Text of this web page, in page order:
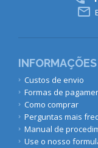
INFORMAÇÕES
Custos de envio
Formas de
Como comprar
Perguntas mais
Manual de
Use o nosso
